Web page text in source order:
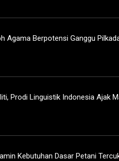
Agama Berpotensi Ganggu
Prodi Linguistik Indonesia Ajak
Kebutuhan Dasar Petani